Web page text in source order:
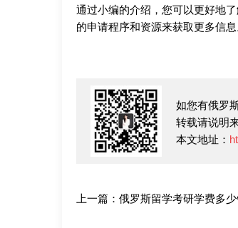
通过小编的介绍，您可以更好地
的申请程序和资源来获取更多信息
如您有俄罗
转载请说明
本文地址：
上一篇： 俄罗斯留学考研学费多